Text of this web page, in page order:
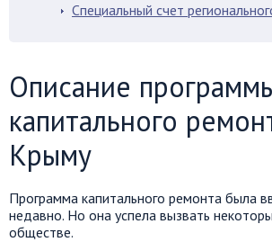
Специальный счет
Описание
капитального
Крыму
Программа капитального ремонта была
недавно. Но она успела вызвать
обществе.